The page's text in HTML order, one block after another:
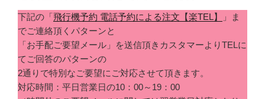
下記の「飛行機予約 電話予約による注文【楽TEL】
」ま
でご連絡頂くパターンと
「お手配ご要望メール」を送信頂きカスタマーよりTELに
てご回答のパターンの
2通りで特別なご要望にご対応させて頂きます。
対応時間：平日営業日の10：00～19：00